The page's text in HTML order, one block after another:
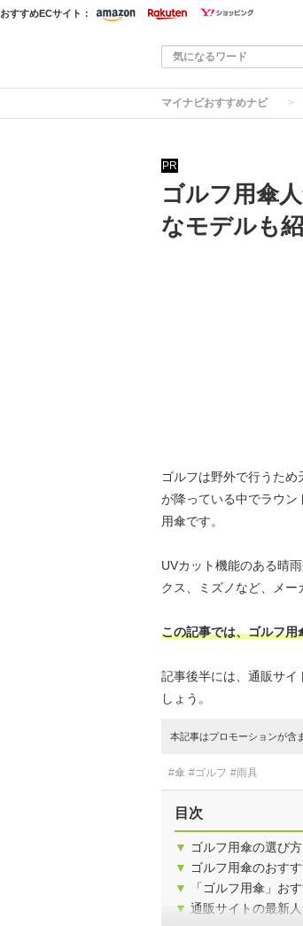
おすすめECサイト：
マイナビおすすめナビ
PR
ゴルフ用傘
なモデルも
ゴルフは野外で行うた
が降っている中でラウン
用傘です。
UVカット機能のある晴
クス、ミズノなど、メー
この記事では、ゴルフ
記事後半には、通販サイ
しょう。
本記事はプロモーションが含
#傘 #ゴルフ #雨具
目次
▼ ゴルフ用傘の選び方
▼ ゴルフ用傘のおす
▼
「ゴルフ用傘」お
▼ 通販サイトの最新